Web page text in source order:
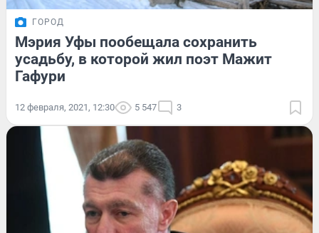
ГОРОД
Мэрия Уфы пообещала сохранить
усадьбу, в которой жил поэт Мажит
Гафури
12 февраля, 2021, 12:30 5 547 3